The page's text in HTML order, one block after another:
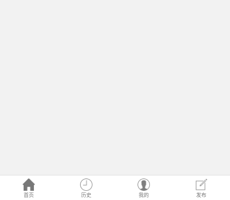
首页 历史 我的 发布